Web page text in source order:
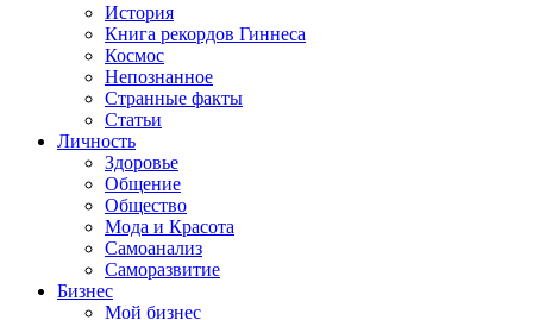
История
Книга рекордов Гиннеса
Космос
Непознанное
Странные факты
Статьи
Личность
Здоровье
Общение
Общество
Мода и Красота
Самоанализ
Саморазвитие
Бизнес
Мой бизнес